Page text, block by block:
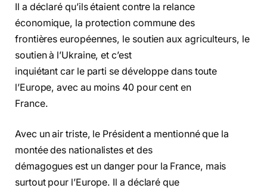
Il a déclaré qu’ils étaient contre la relance
économique, la protection commune des
frontières européennes, le soutien aux agriculteurs, le
soutien à l’Ukraine, et c’est
inquiétant car le parti se développe dans toute
l’Europe, avec au moins 40 pour cent en
France.
Avec un air triste, le Président a mentionné que la
montée des nationalistes et des
démagogues est un danger pour la France, mais
surtout pour l’Europe. Il a déclaré que